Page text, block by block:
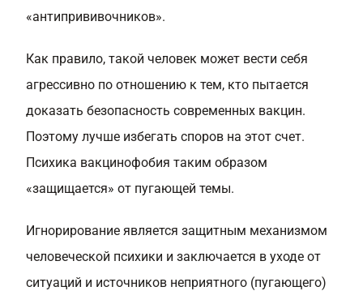
«антипрививочников».
Как правило, такой человек может вести себя
агрессивно по отношению к тем, кто пытается
доказать безопасность современных вакцин.
Поэтому лучше избегать споров на этот счет.
Психика вакцинофобия таким образом
«защищается» от пугающей темы.
Игнорирование является защитным механизмом
человеческой психики и заключается в уходе от
ситуаций и источников неприятного (пугающего)